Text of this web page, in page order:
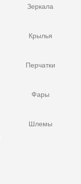
Зеркала
Крылья
Перчатки
Фары
Шлемы